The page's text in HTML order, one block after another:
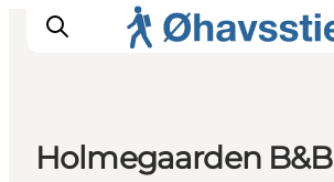
Holmegaarden B&B